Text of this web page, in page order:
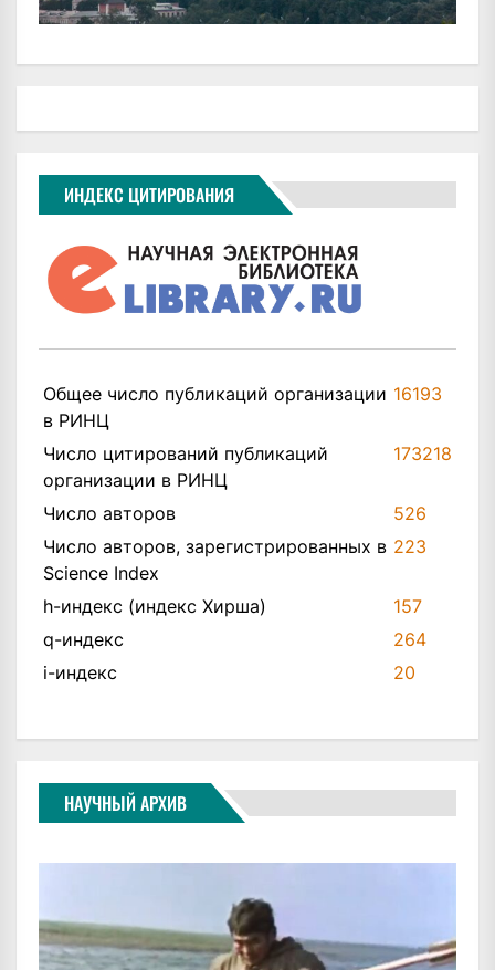
ИНДЕКС ЦИТИРОВАНИЯ
Общее число публикаций организации
в РИНЦ
16193
Число цитирований публикаций
организации в РИНЦ
173218
Число авторов
526
Число авторов, зарегистрированных в
Science Index
223
h-индекс (индекс Хирша)
157
q-индекс
264
i-индекс
20
НАУЧНЫЙ АРХИВ